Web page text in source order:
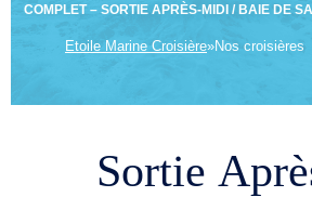
COMPLET – SORTIE APRÈS-MIDI / BAIE DE
Etoile Marine Croisière»Nos croisières
Sortie